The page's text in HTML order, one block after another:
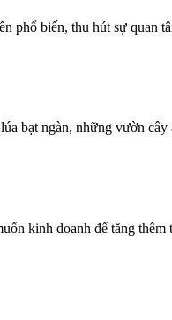
biến, thu hút sự quan
bạt ngàn, những vườn
kinh doanh để tăng